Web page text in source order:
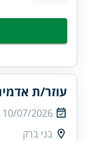
עוזר/ת
10/07/2026
בני ברק